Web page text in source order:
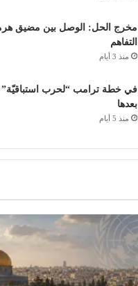
مخرج الحل: الوصل بين مضيق
التفاهم
منذ 3 أيام
في خطة ترامب “لحرب استباقيّة”
بعدها
منذ 5 أيام